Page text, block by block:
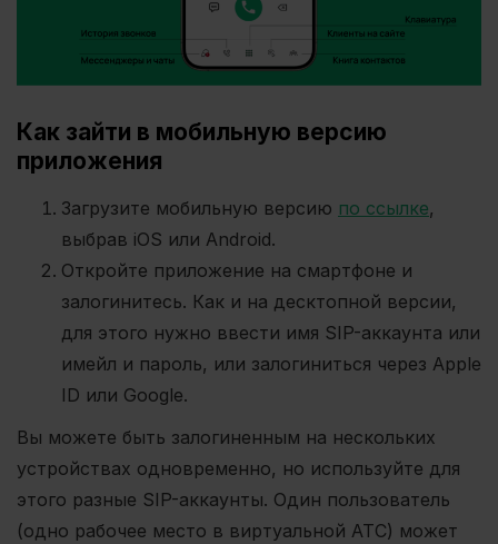
Как зайти в мобильную версию
приложения
Загрузите мобильную версию по ссылке,
выбрав iOS или Android.
Откройте приложение на смартфоне и
залогинитесь. Как и на десктопной версии,
для этого нужно ввести имя SIP-аккаунта или
имейл и пароль, или залогиниться через Apple
ID или Google.
Вы можете быть залогиненным на нескольких
устройствах одновременно, но используйте для
этого разные SIP-аккаунты. Один пользователь
(одно рабочее место в виртуальной АТС) может